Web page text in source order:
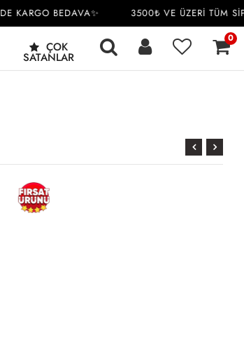
BEDAVA✨ 3500₺ VE ÜZERİ TÜM
ÇOK
SATANLAR
0